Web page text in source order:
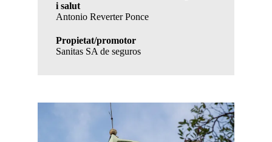
i salut
Antonio Reverter Ponce
Propietat/promotor
Sanitas SA de seguros